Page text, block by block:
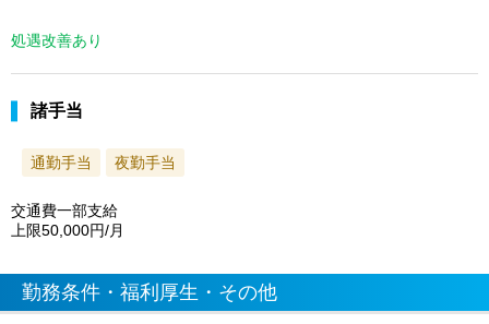
処遇改善あり
諸手当
通勤手当 夜勤手当
交通費一部支給
上限50,000円/月
勤務条件・福利厚生・その他